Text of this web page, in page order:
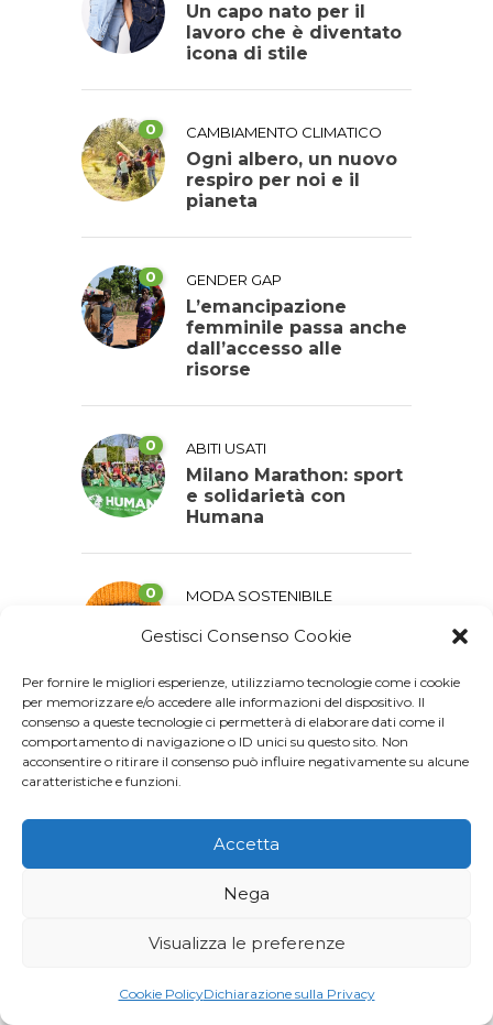
Gestisci Consenso Cookie
Per fornire le migliori esperienze, utilizziamo tecnologie come i cookie
per memorizzare e/o accedere alle informazioni del dispositivo. Il
consenso a queste tecnologie ci permetterà di elaborare dati come il
comportamento di navigazione o ID unici su questo sito. Non
acconsentire o ritirare il consenso può influire negativamente su alcune
caratteristiche e funzioni.
Accetta
Nega
Visualizza le preferenze
Cookie PolicyDichiarazione sulla Privacy
Un capo nato per il
lavoro che è diventato
icona di stile
0 CAMBIAMENTO CLIMATICO
Ogni albero, un nuovo
respiro per noi e il
pianeta
0 GENDER GAP
L’emancipazione
femminile passa anche
dall’accesso alle
risorse
0 ABITI USATI
Milano Marathon: sport
e solidarietà con
Humana
0 MODA SOSTENIBILE
dalla trama complessa
0 ISTRUZIONE
64 milioni di bambini
chiedono un’istruzione
ECONOMIA CIRCOLARE
sociali e ambientali con
aziendale